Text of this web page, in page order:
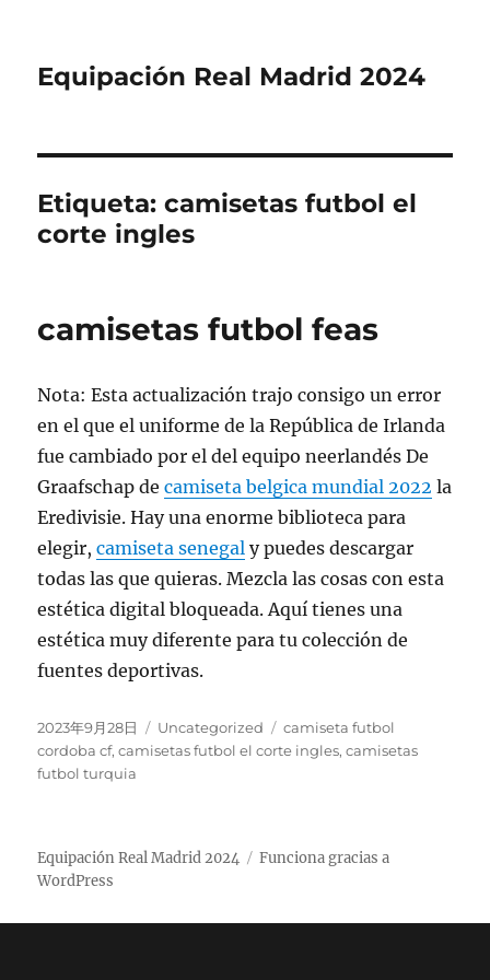
Equipación Real Madrid 2024
Etiqueta:camisetas futbol el
corte ingles
camisetas futbol feas
Nota: Esta actualización trajo consigo un error
en el que el uniforme de la República de Irlanda
fue cambiado por el del equipo neerlandés De
Graafschap decamiseta belgica mundial 2022 la
Eredivisie. Hay una enorme biblioteca para
elegir,camiseta senegal y puedes descargar
todas las que quieras. Mezcla las cosas con esta
estética digital bloqueada. Aquí tienes una
estética muy diferente para tu colección de
fuentes deportivas.
Publicado
el
2023年9月28日 Categorías
Uncategorized Etiquetas
camiseta futbol
cordoba cf,camisetas futbol el corte ingles,camisetas
futbol turquia
Equipación Real Madrid 2024
Funciona gracias a
WordPress